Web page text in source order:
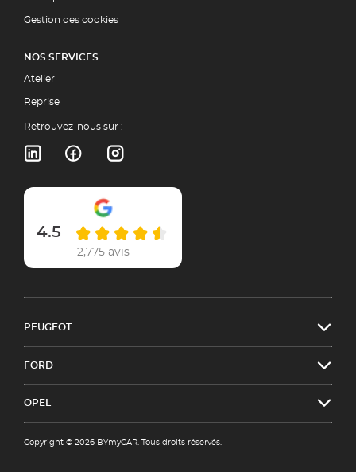
Gestion des cookies
NOS SERVICES
Atelier
Reprise
Retrouvez-nous sur :
4.5
2,775 avis
PEUGEOT
FORD
OPEL
Copyright © 2026 BYmyCAR. Tous droits réservés.